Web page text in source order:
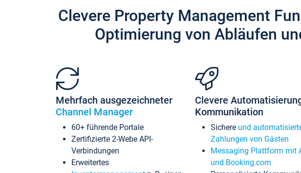
Clevere Property Management
Optimierung von Abläufen
Mehrfach ausgezeichneter
Channel Manager
60+ führende Portale
Zertifizierte 2-Webe API-
Verbindungen
Erweitertes
Clevere
Kommunikation
Sichere und
Zahlungen von Gästen
Messaging Plattform mit
und Booking.com